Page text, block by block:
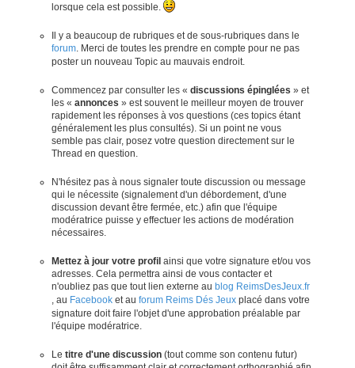
lorsque cela est possible.
Il y a beaucoup de rubriques et de sous-rubriques dans le
forum . Merci de toutes les prendre en compte pour ne pas
poster un nouveau Topic au mauvais endroit.
Commencez par consulter les « discussions épinglées » et
les « annonces » est souvent le meilleur moyen de trouver
rapidement les réponses à vos questions (ces topics étant
généralement les plus consultés). Si un point ne vous
semble pas clair, posez votre question directement sur le
Thread en question.
N'hésitez pas à nous signaler toute discussion ou message
qui le nécessite (signalement d'un débordement, d'une
discussion devant être fermée, etc.) afin que l'équipe
modératrice puisse y effectuer les actions de modération
nécessaires.
Mettez à jour votre profil ainsi que votre signature et/ou vos
adresses. Cela permettra ainsi de vous contacter et
n'oubliez pas que tout lien externe au blog ReimsDesJeux.fr
, au Facebook et au forum Reims Dés Jeux placé dans votre
signature doit faire l'objet d'une approbation préalable par
l'équipe modératrice.
Le titre d'une discussion (tout comme son contenu futur)